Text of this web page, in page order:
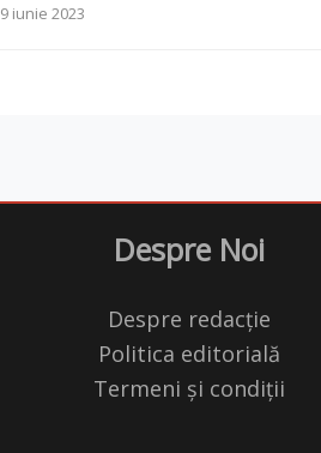
9 iunie 2023
Despre Noi
Despre redacție
Politica editorială
Termeni și condiții